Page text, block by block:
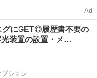
Ad
グにGET◎履歴書不要の
装置の設置・メ…
ション